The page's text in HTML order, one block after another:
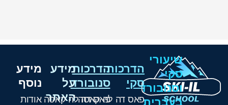
שיעורי
סקי
וסנובורד
בעברית
הדרכות
סקי
פאס דה לה קאסה
הדרכות
סנובורד
פאס דה לה קאסה
מידע
על
האתר
מידע
נוסף
אודות